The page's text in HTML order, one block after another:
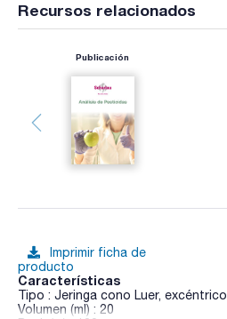
Recursos relacionados
Publicación
Imprimir ficha de
producto
Características
Tipo : Jeringa cono Luer, excéntrico
Volumen (ml) : 20